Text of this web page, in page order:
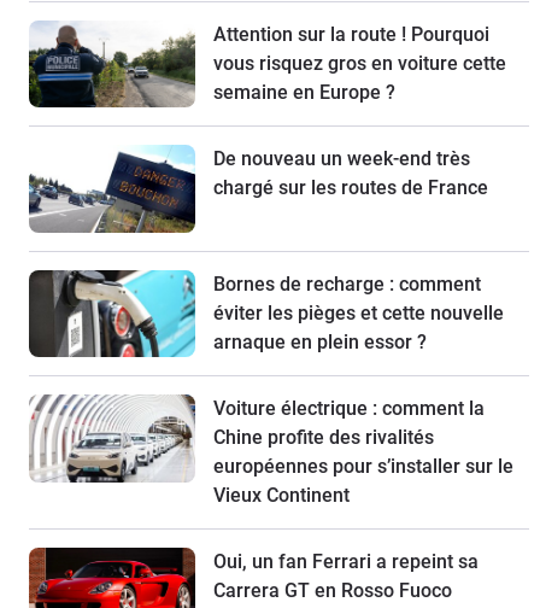
Attention sur la route ! Pourquoi
vous risquez gros en voiture cette
semaine en Europe ?
De nouveau un week-end très
chargé sur les routes de France
Bornes de recharge : comment
éviter les pièges et cette nouvelle
arnaque en plein essor ?
Voiture électrique : comment la
Chine profite des rivalités
européennes pour s’installer sur le
Vieux Continent
Oui, un fan Ferrari a repeint sa
Carrera GT en Rosso Fuoco